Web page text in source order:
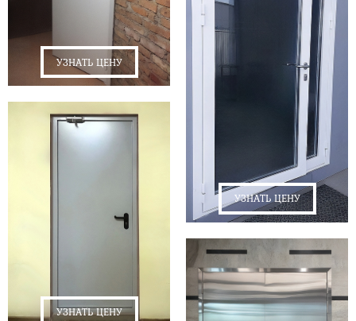
УЗНАТЬ ЦЕНУ
УЗНАТЬ ЦЕНУ
УЗНАТЬ ЦЕНУ